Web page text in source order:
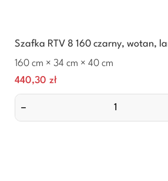
Szafka RTV 8 160 czarny, wotan,
160 cm × 34 cm × 40 cm
Cena
440,30 zł
–